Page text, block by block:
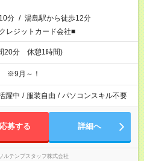
分 / 湯島駅から徒歩12分
レジットカード会社■
20分 休憩1時間)
※9月～！
躍中 / 服装自由 / パソコンスキル不要
応募する 詳細へ
ルテンプスタッフ株式会社